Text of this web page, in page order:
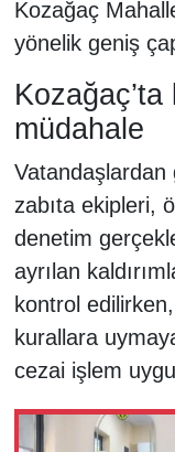
Kozağaç
yönelik geniş
Kozağaç’ta
müdahale
Vatandaşlardan
zabıta ekipleri,
denetim
ayrılan
kontrol
kurallara
cezai işlem